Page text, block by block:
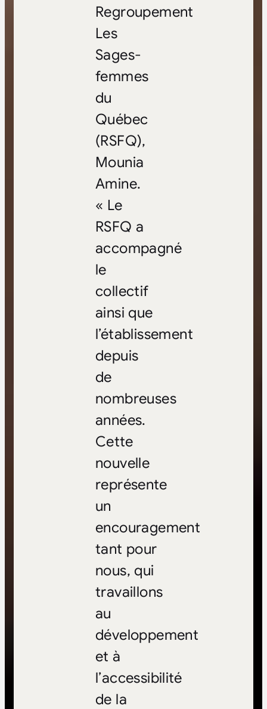
Regroupement
Les
Sages-
femmes
du
Québec
(RSFQ),
Mounia
Amine.
« Le
RSFQ a
accompagné
le
collectif
ainsi que
l’établissement
depuis
de
nombreuses
années.
Cette
nouvelle
représente
un
encouragement
tant pour
nous, qui
travaillons
au
développement
et à
l’accessibilité
de la